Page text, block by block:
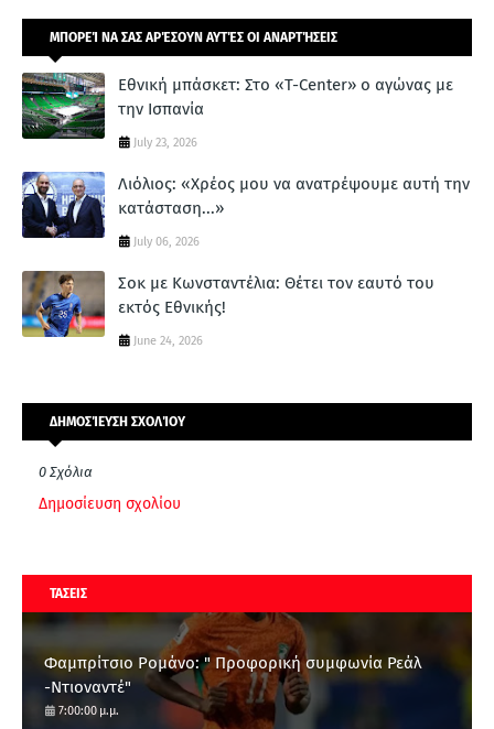
ΜΠΟΡΕΊ ΝΑ ΣΑΣ ΑΡΈΣΟΥΝ ΑΥΤΈΣ ΟΙ ΑΝΑΡΤΉΣΕΙΣ
Εθνική μπάσκετ: Στο «T-Center» ο αγώνας με
την Ισπανία
July 23, 2026
Λιόλιος: «Χρέος μου να ανατρέψουμε αυτή την
κατάσταση...»
July 06, 2026
Σοκ με Κωνσταντέλια: Θέτει τον εαυτό του
εκτός Εθνικής!
June 24, 2026
ΔΗΜΟΣΊΕΥΣΗ ΣΧΟΛΊΟΥ
0 Σχόλια
Δημοσίευση σχολίου
ΤΑΣΕΙΣ
Φαμπρίτσιο Ρομάνο: " Προφορική συμφωνία Ρεάλ
-Ντιοναντέ"
7:00:00 μ.μ.